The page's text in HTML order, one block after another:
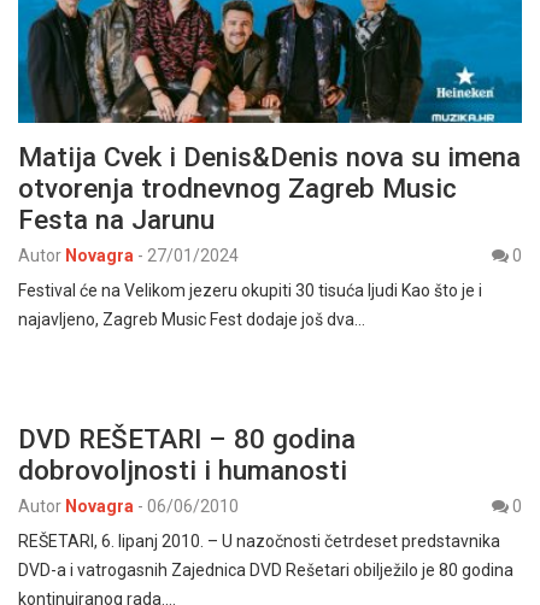
Matija Cvek i Denis&Denis nova su imena
otvorenja trodnevnog Zagreb Music
Festa na Jarunu
Autor Novagra - 27/01/2024
0
Festival će na Velikom jezeru okupiti 30 tisuća ljudi Kao što je i
najavljeno, Zagreb Music Fest dodaje još dva…
DVD REŠETARI – 80 godina
dobrovoljnosti i humanosti
Autor Novagra - 06/06/2010
0
REŠETARI, 6. lipanj 2010. – U nazočnosti četrdeset predstavnika
DVD-a i vatrogasnih Zajednica DVD Rešetari obilježilo je 80 godina
kontinuiranog rada.…